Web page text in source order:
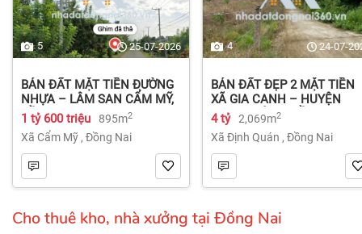
5 25-07-2026
BÁN ĐẤT MẶT TIỀN ĐƯỜNG
NHỰA – LÂM SAN CẨM MỸ,
ĐỒNG NAI.
1 tỷ 600 triệu 895m2
Xã Cẩm Mỹ , Đồng Nai
4 24-07-
BÁN ĐẤT ĐẸP 2 MẶT TIỀN
XÃ GIA CANH – HUYỆN
ĐỊNH QUÁN – ĐỒNG NAI dt
2.069m² 4 tỷ
4 tỷ 2,069m2
Xã Định Quán , Đồng Nai
Cho thuê kho, nhà xưởng tại Đồng Nai